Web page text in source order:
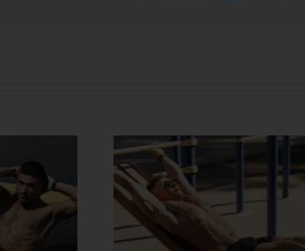
း တွေနဲ့
အသက်ကြီးတဲ့အထိ